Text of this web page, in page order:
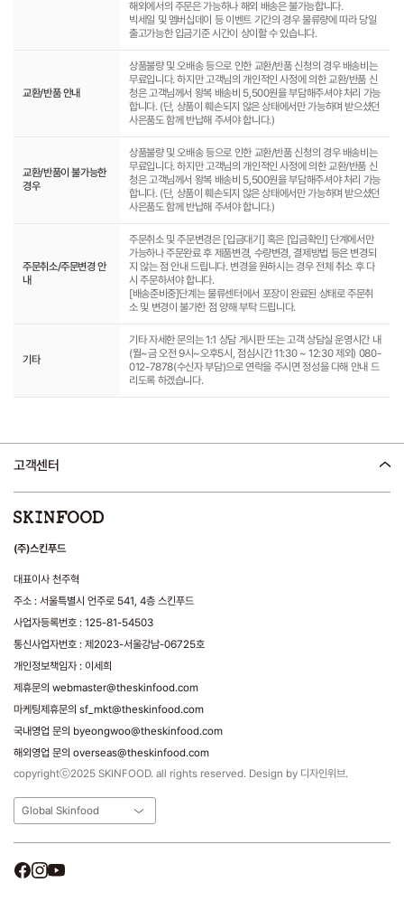
해외에서의 주문은 가능하나 해외 배송은 불가능합니다.
빅세일 및 멤버십데이 등 이벤트 기간의 경우 물류량에 따라 당일
출고가능한 입금기준 시간이 상이할 수 있습니다.
교환/반품 안내
상품불량 및 오배송 등으로 인한 교환/반품 신청의 경우 배송비는
무료입니다. 하지만 고객님의 개인적인 사정에 의한 교환/반품 신
청은 고객님께서 왕복 배송비 5,500원을 부담해주셔야 처리 가능
합니다. (단, 상품이 훼손되지 않은 상태에서만 가능하며 받으셨던
사은품도 함께 반납해 주셔야 합니다.)
교환/반품이 불가능한
경우
상품불량 및 오배송 등으로 인한 교환/반품 신청의 경우 배송비는
무료입니다. 하지만 고객님의 개인적인 사정에 의한 교환/반품 신
청은 고객님께서 왕복 배송비 5,500원을 부담해주셔야 처리 가능
합니다. (단, 상품이 훼손되지 않은 상태에서만 가능하며 받으셨던
사은품도 함께 반납해 주셔야 합니다.)
주문취소/주문변경 안
내
주문취소 및 주문변경은 [입금대기] 혹은 [입금확인] 단계에서만
가능하나 주문완료 후 제품변경, 수량변경, 결제방법 등은 변경되
지 않는 점 안내 드립니다. 변경을 원하시는 경우 전체 취소 후 다
시 주문하셔야 합니다.
[배송준비중]단계는 물류센터에서 포장이 완료된 상태로 주문취
소 및 변경이 불가한 점 양해 부탁 드립니다.
기타
기타 자세한 문의는 1:1 상담 게시판 또는 고객 상담실 운영시간 내
(월~금 오전 9시~오후5시, 점심시간 11:30 ~ 12:30 제외) 080-
012-7878(수신자 부담)으로 연락을 주시면 정성을 다해 안내 드
리도록 하겠습니다.
고객센터
(주)스킨푸드
대표이사 천주혁
주소 : 서울특별시 언주로 541, 4층 스킨푸드
사업자등록번호 : 125-81-54503
통신사업자번호 : 제2023-서울강남-06725호
개인정보책임자 : 이세희
제휴문의 webmaster@theskinfood.com
마케팅제휴문의 sf_mkt@theskinfood.com
국내영업 문의 byeongwoo@theskinfood.com
해외영업 문의 overseas@theskinfood.com
copyrightⓒ2025 SKINFOOD. all rights reserved. Design by 디자인위브.
Global Skinfood